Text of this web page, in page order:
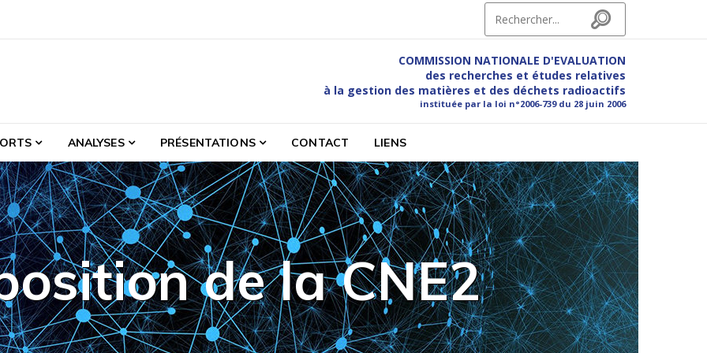
Search
et etudes relatives à la gestion des matières et des déchets radioactifs
ANALYSES PRÉSENTATIONS CONTACT LIENS
COMMISSION NATIONALE D'EVALUATION
des recherches et études relatives
à la gestion des matières et des déchets radioactifs
instituée par la loi n°2006-739 du 28 juin 2006
de la CNE2